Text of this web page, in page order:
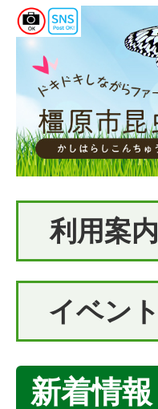
昆虫館
利用案内
イベント
新着情報